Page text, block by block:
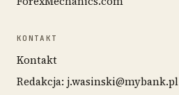
KONTAKT
Kontakt
Redakcja: j.wasinski@mybank.pl